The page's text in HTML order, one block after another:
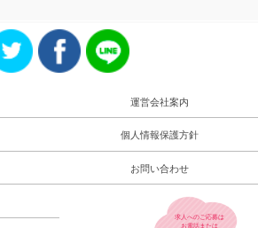
運営会社案内
個人情報保護方針
お問い合わせ
求人へのご応募は
お電話または